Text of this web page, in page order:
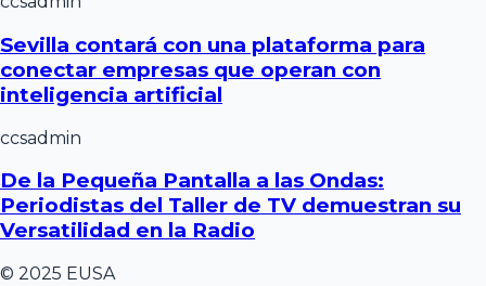
Sevilla contará con una plataforma para
conectar empresas que operan con
inteligencia artificial
ccsadmin
De la Pequeña Pantalla a las Ondas:
Periodistas del Taller de TV demuestran su
Versatilidad en la Radio
© 2025 EUSA